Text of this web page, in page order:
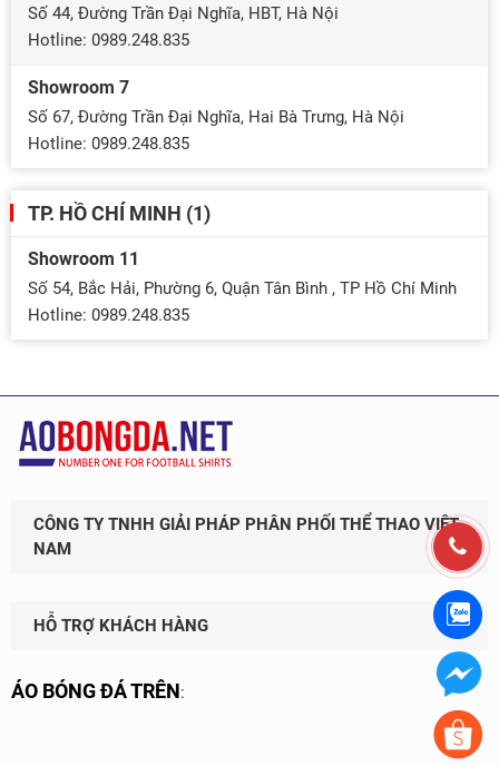
Số 44, Đường Trần Đại Nghĩa, HBT, Hà Nội
Hotline: 0989.248.835
Showroom 7
Số 67, Đường Trần Đại Nghĩa, Hai Bà Trưng, Hà Nội
Hotline: 0989.248.835
TP. HỒ CHÍ MINH (1)
Showroom 11
Số 54, Bắc Hải, Phường 6, Quận Tân Bình , TP Hồ Chí Minh
Hotline: 0989.248.835
CÔNG TY TNHH GIẢI PHÁP PHÂN PHỐI THỂ THAO VIỆT
NAM
HỖ TRỢ KHÁCH HÀNG
ÁO BÓNG ĐÁ TRÊN: